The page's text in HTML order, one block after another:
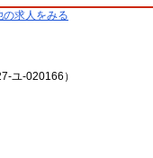
求人をみる
ユ-020166）